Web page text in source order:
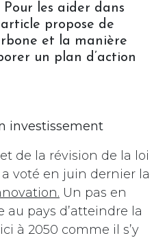
les aider dans
propose de
et la manière
un plan d’action
investissement
de la révision de la loi
a voté en juin dernier la
Un pas en
pays d’atteindre la
à 2050 comme il s’y